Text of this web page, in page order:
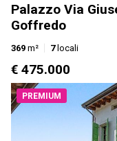
Palazzo Via
Goffredo
369 m² 7locali
€ 475.000
PREMIUM